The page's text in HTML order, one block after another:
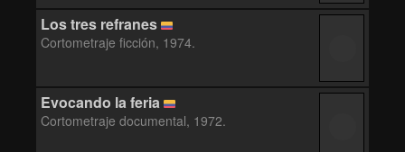
Los tres refranes
Cortometraje ficción, 1974.
Evocando la feria
Cortometraje documental, 1972.